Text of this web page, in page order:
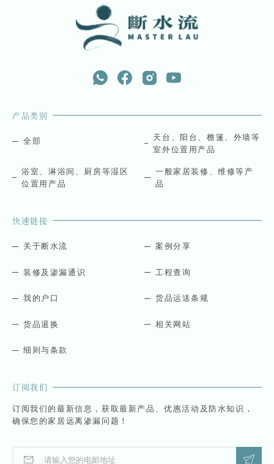
产品类别
全部
天台、阳台、檐篷、外墙等
室外位置用产品
浴室、淋浴间、厨房等湿区
位置用产品
一般家居装修、维修等产
品
快速链接
关于断水流 案例分享
装修及渗漏通识 工程查询
我的户口 货品运送条规
货品退换 相关网站
细则与条款
订阅我们
订阅我们的最新信息，获取最新产品、优惠活动及防水知识，
确保您的家居远离渗漏问题！